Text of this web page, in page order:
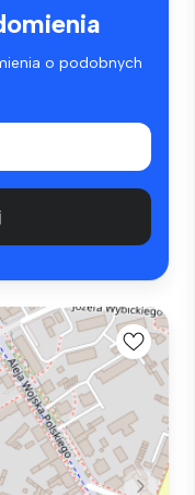
o podobnych